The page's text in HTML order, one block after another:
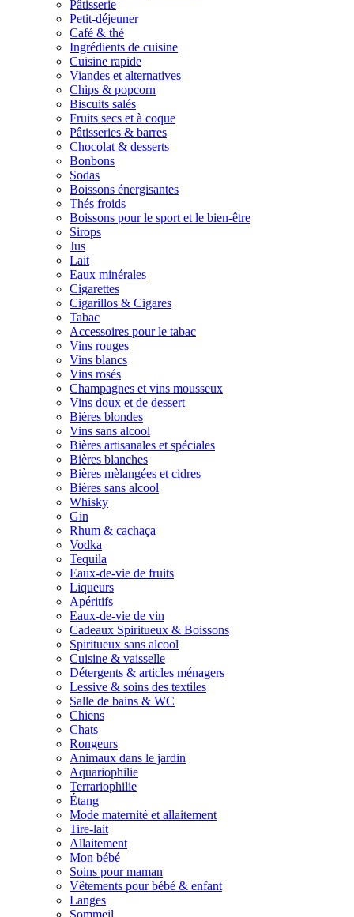
Pâtisserie
Petit-déjeuner
Café & thé
Ingrédients de cuisine
Cuisine rapide
Viandes et alternatives
Chips & popcorn
Biscuits salés
Fruits secs et à coque
Pâtisseries & barres
Chocolat & desserts
Bonbons
Sodas
Boissons énergisantes
Thés froids
Boissons pour le sport et le bien-être
Sirops
Jus
Lait
Eaux minérales
Cigarettes
Cigarillos & Cigares
Tabac
Accessoires pour le tabac
Vins rouges
Vins blancs
Vins rosés
Champagnes et vins mousseux
Vins doux et de dessert
Bières blondes
Vins sans alcool
Bières artisanales et spéciales
Bières blanches
Bières mèlangées et cidres
Bières sans alcool
Whisky
Gin
Rhum & cachaça
Vodka
Tequila
Eaux-de-vie de fruits
Liqueurs
Apéritifs
Eaux-de-vie de vin
Cadeaux Spiritueux & Boissons
Spiritueux sans alcool
Cuisine & vaisselle
Détergents & articles ménagers
Lessive & soins des textiles
Salle de bains & WC
Chiens
Chats
Rongeurs
Animaux dans le jardin
Aquariophilie
Terrariophilie
Étang
Mode maternité et allaitement
Tire-lait
Allaitement
Mon bébé
Soins pour maman
Vêtements pour bébé & enfant
Langes
Sommeil